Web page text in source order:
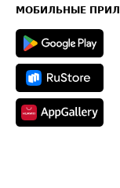
Техническая
МОБИЛЬНЫЕ